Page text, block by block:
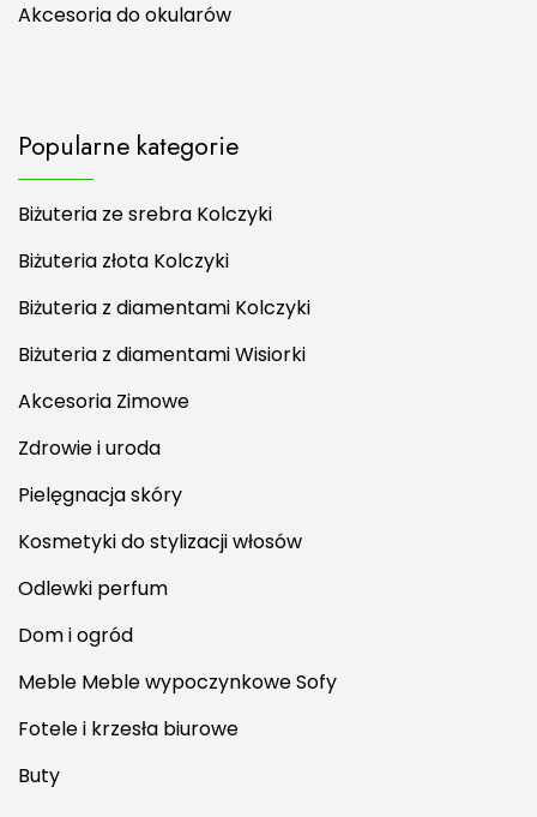
Akcesoria do okularów
Popularne kategorie
Biżuteria ze srebra Kolczyki
Biżuteria złota Kolczyki
Biżuteria z diamentami Kolczyki
Biżuteria z diamentami Wisiorki
Akcesoria Zimowe
Zdrowie i uroda
Pielęgnacja skóry
Kosmetyki do stylizacji włosów
Odlewki perfum
Dom i ogród
Meble Meble wypoczynkowe Sofy
Fotele i krzesła biurowe
Buty